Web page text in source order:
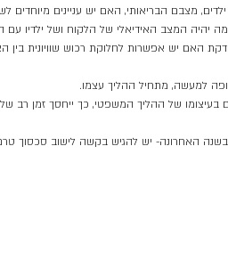
מצבם הבריאותי, האם יש עניינים מיוחדים
המצב האידיאלי של הלקוח ושל ילדיו עם
האם יש אפשרות לחלוקת רכוש שוויונית בין
למעשה, מתחיל ההליך עצמו.
בעיצומו של ההליך המשפטי, כך ייחסך זמן רב של
בשנה האחרונה- יש להגיש בקשה לישוב סכסוך